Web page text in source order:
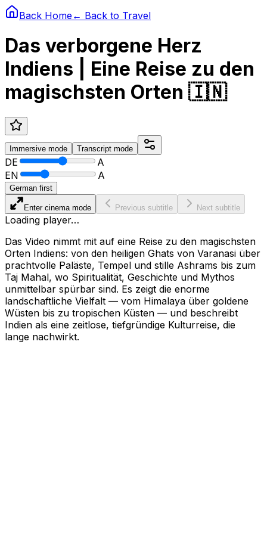
Back Home← Back to Travel
Das verborgene Herz
Indiens | Eine Reise zu den
magischsten Orten 🇮🇳
Immersive mode Transcript mode
DE
A
EN
A
German first
Enter cinema mode Previous subtitle Next subtitle
Loading player…
Das Video nimmt mit auf eine Reise zu den magischsten
Orten Indiens: von den heiligen Ghats von Varanasi über
prachtvolle Paläste, Tempel und stille Ashrams bis zum
Taj Mahal, wo Spiritualität, Geschichte und Mythos
unmittelbar spürbar sind. Es zeigt die enorme
landschaftliche Vielfalt — vom Himalaya über goldene
Wüsten bis zu tropischen Küsten — und beschreibt
Indien als eine zeitlose, tiefgründige Kulturreise, die
lange nachwirkt.